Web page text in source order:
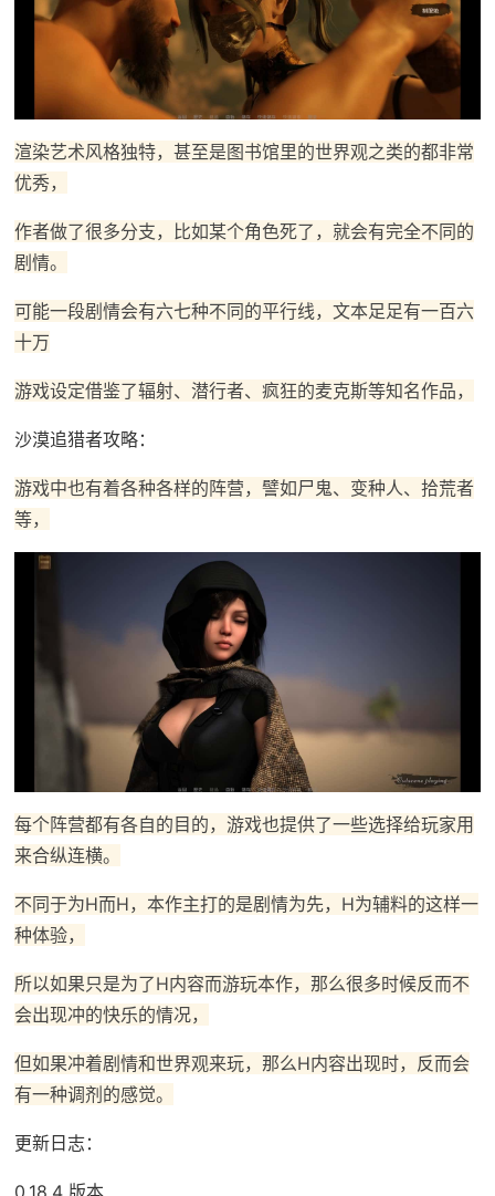
渲染艺术风格独特，甚至是图书馆里的世界观之类的都非常
优秀，
作者做了很多分支，比如某个角色死了，就会有完全不同的
剧情。
可能一段剧情会有六七种不同的平行线，文本足足有一百六
十万
游戏设定借鉴了辐射、潜行者、疯狂的麦克斯等知名作品，
沙漠追猎者攻略：
游戏中也有着各种各样的阵营，譬如尸鬼、变种人、拾荒者
等，
每个阵营都有各自的目的，游戏也提供了一些选择给玩家用
来合纵连横。
不同于为H而H，本作主打的是剧情为先，H为辅料的这样一
种体验，
所以如果只是为了H内容而游玩本作，那么很多时候反而不
会出现冲的快乐的情况，
但如果冲着剧情和世界观来玩，那么H内容出现时，反而会
有一种调剂的感觉。
更新日志：
0.18.4 版本